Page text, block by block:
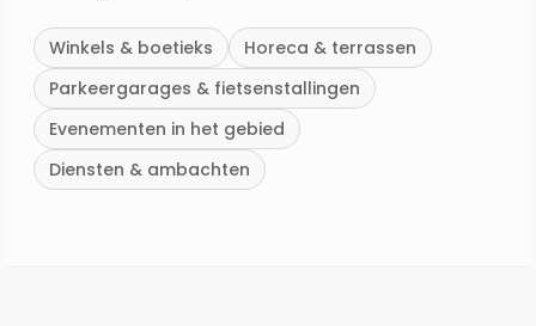
Winkels & boetieks
Horeca & terrassen
Parkeergarages & fietsenstallingen
Evenementen in het gebied
Diensten & ambachten